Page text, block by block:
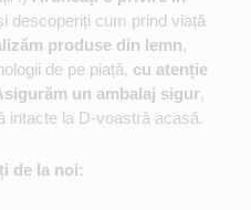
descoperiți cum prind viață
produse din lemn,
de pe piață, cu atenție
un ambalaj sigur,
intacte la D-voastră acasă.
de la noi: